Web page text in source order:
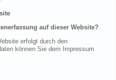
auf dieser Website?
erfolgt durch den
können Sie dem Impressum